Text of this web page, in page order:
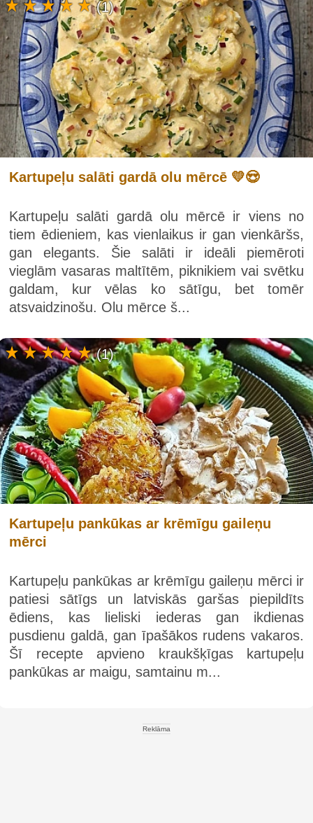
Kartupeļu salāti gardā olu mērcē 💛😍
Kartupeļu salāti gardā olu mērcē ir viens no
tiem ēdieniem, kas vienlaikus ir gan vienkāršs,
gan elegants. Šie salāti ir ideāli piemēroti
vieglām vasaras maltītēm, piknikiem vai svētku
galdam, kur vēlas ko sātīgu, bet tomēr
atsvaidzinošu. Olu mērce š...
(1)
Kartupeļu pankūkas ar krēmīgu gaileņu
mērci
Kartupeļu pankūkas ar krēmīgu gaileņu mērci ir
patiesi sātīgs un latviskās garšas piepildīts
ēdiens, kas lieliski iederas gan ikdienas
pusdienu galdā, gan īpašākos rudens vakaros.
Šī recepte apvieno kraukšķīgas kartupeļu
pankūkas ar maigu, samtainu m...
(1)
Reklāma